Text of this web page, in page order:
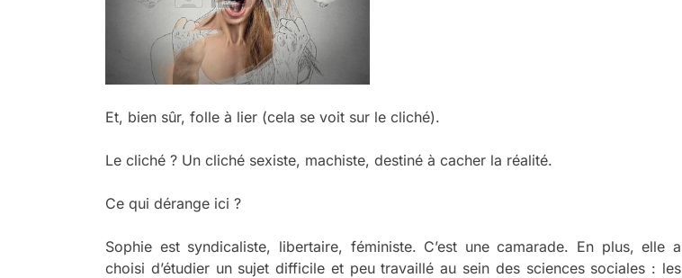
Et, bien sûr, folle à lier (cela se voit sur le cliché).
Le cliché ? Un cliché sexiste, machiste, destiné à cacher la réalité.
Ce qui dérange ici ?
Sophie est syndicaliste, libertaire, féministe. C’est une camarade. En plus, elle a
choisi d’étudier un sujet difficile et peu travaillé au sein des sciences sociales : les